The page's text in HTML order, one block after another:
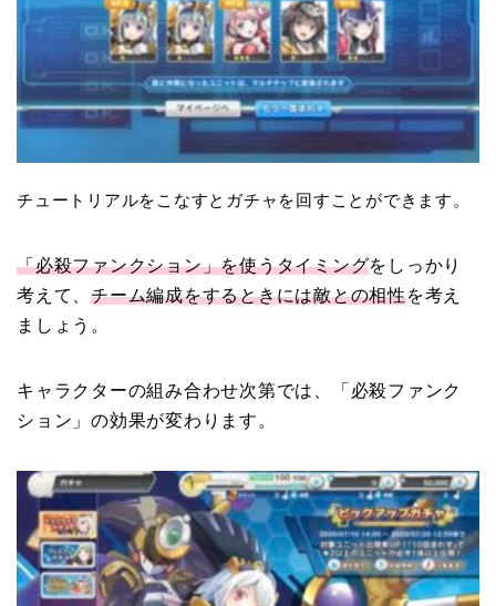
チュートリアルをこなすとガチャを回すことができます。
「必殺ファンクション」を使うタイミングをしっかり
考えて、チーム編成をするときには敵との相性を考え
ましょう。
キャラクターの組み合わせ次第では、
「必殺ファンク
ション」の効果が変わります。